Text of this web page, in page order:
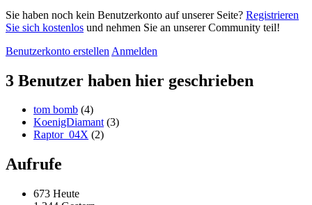
Sie haben noch kein Benutzerkonto auf unserer Seite? Registrieren
Sie sich kostenlos und nehmen Sie an unserer Community teil!
Benutzerkonto erstellen Anmelden
3 Benutzer haben hier geschrieben
tom bomb (4)
KoenigDiamant(3)
Raptor_04X (2)
Aufrufe
673 Heute